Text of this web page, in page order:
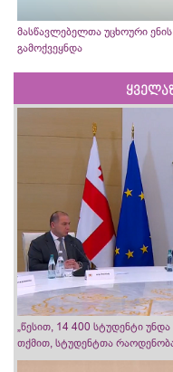
მასწავლებელთა უცხოური
გამოქვეყნდა
„წესით, 14 400 სტუდენტი
თქმით, სტუდენტთა